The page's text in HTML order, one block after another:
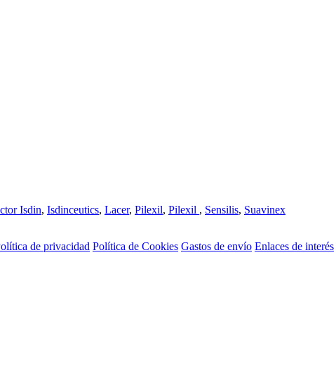
Isdin, Isdinceutics, Lacer, Pilexil, Pilexil , Sensilis, Suavinex
de privacidad Política de Cookies Gastos de envío Enlaces de interés